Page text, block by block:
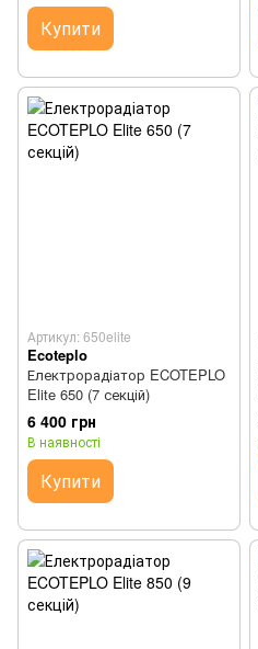
Купити
Артикул: 650elite
Ecoteplo
Електрорадіатор ECOTEPLO
Elite 650 (7 секцій)
6 400 грн
В наявності
Купити